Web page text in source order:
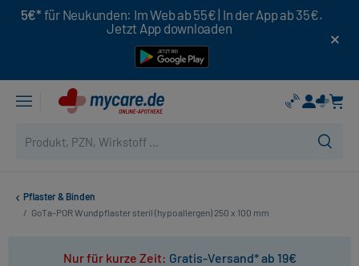
5€* für Neukunden: Im Web ab 55€ | In der App ab 35€.
Jetzt App downloaden
Pflaster & Binden
/ GoTa-POR Wundpflaster steril (hypoallergen) 250 x 100 mm
Nur für kurze Zeit: Gratis-Versand* ab 19€